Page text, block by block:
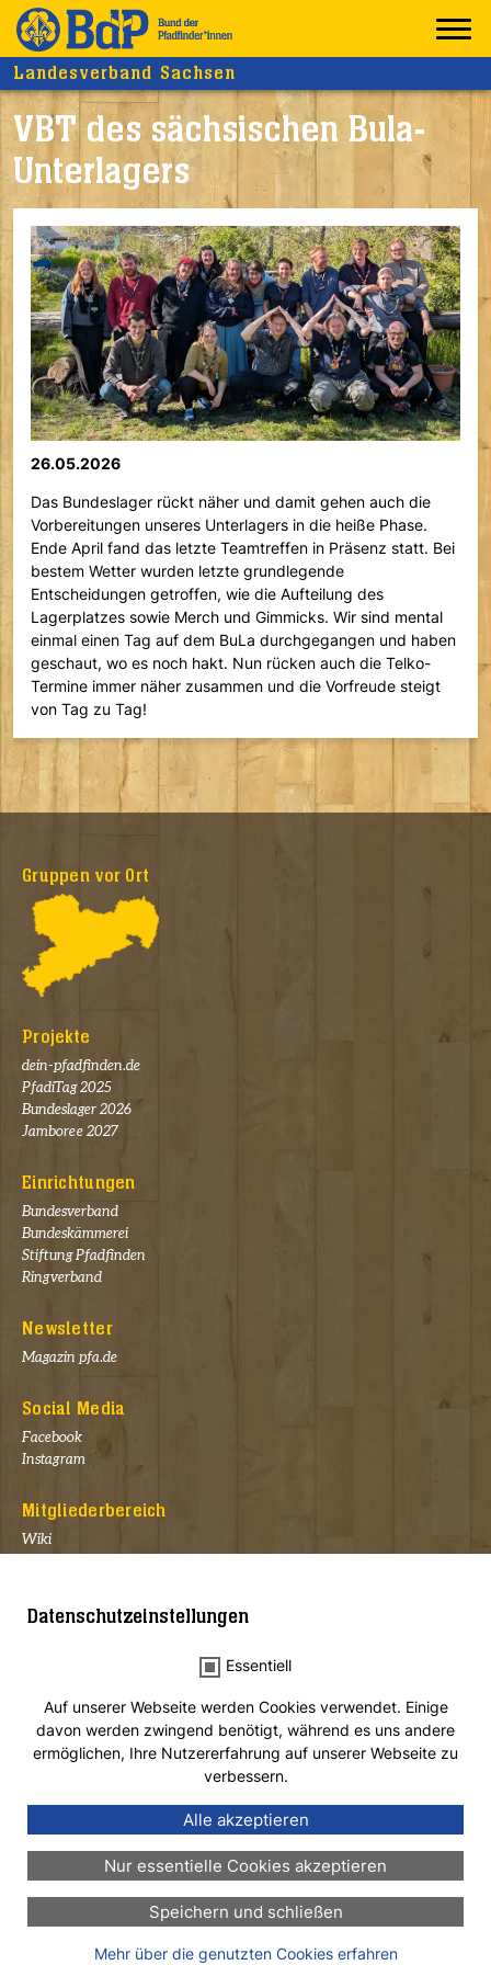
Landesverband Sachsen
VBT des sächsischen Bula-
Unterlagers
26.05.2026
Das Bundeslager rückt näher und damit gehen auch die
Vorbereitungen unseres Unterlagers in die heiße Phase.
Ende April fand das letzte Teamtreffen in Präsenz statt. Bei
bestem Wetter wurden letzte grundlegende
Entscheidungen getroffen, wie die Aufteilung des
Lagerplatzes sowie Merch und Gimmicks. Wir sind mental
einmal einen Tag auf dem BuLa durchgegangen und haben
geschaut, wo es noch hakt. Nun rücken auch die Telko-
Termine immer näher zusammen und die Vorfreude steigt
von Tag zu Tag!
Gruppen vor Ort
Projekte
dein-pfadfinden.de
PfadiTag 2025
Bundeslager 2026
Jamboree 2027
Einrichtungen
Bundesverband
Bundeskämmerei
Stiftung Pfadfinden
Ringverband
Newsletter
Magazin pfa.de
Social Media
Facebook
Instagram
Mitgliederbereich
Wiki
Bund der Pfadfinder*innen (BdP)
Landesverband Sachsen e.V.
BdP Landesverband Sachsen e.V.
c/o Mandy Grazek, Weststraße 53c, 09212 Limbach-Oberfrohna
Datenschutzerklärung
Datenschutzeinstellungen
Essentiell
Auf unserer Webseite werden Cookies verwendet. Einige
davon werden zwingend benötigt, während es uns andere
ermöglichen, Ihre Nutzererfahrung auf unserer Webseite zu
verbessern.
Alle akzeptieren
Nur essentielle Cookies akzeptieren
Speichern und schließen
Mehr über die genutzten Cookies erfahren